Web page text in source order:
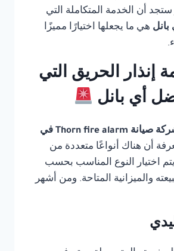
ستجد أن الخدمة المتكاملة التي
هي ما يجعلها اختيارًا مميزًا
إنذار الحريق التي
أي بانل
شركة صيانة Thorn fire alarm في
أن هناك أنواعًا متعددة من
اختيار النوع المناسب بحسب
والميزانية المتاحة. ومن أشهر